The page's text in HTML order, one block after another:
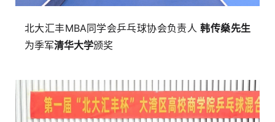
北大汇丰MBA同学会乒乓球协会负责人韩传燊先生
为季军清华大学颁奖